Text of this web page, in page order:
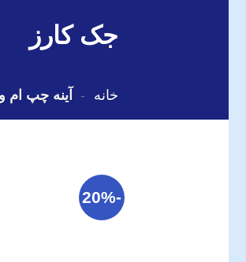
جک کارز
خانه - آینه چپ ام وی ام
-20%